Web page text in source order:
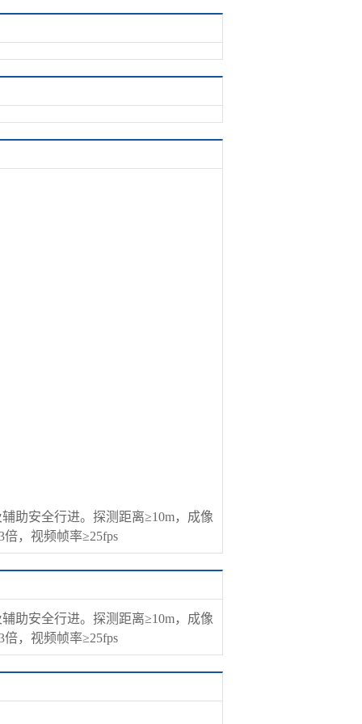
助安全行进。探测距离≥10m，成像
，视频帧率≥25fps
助安全行进。探测距离≥10m，成像
，视频帧率≥25fps